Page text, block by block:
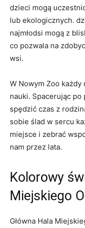
dzieci mogą
lub ekologicznych.
najmłodsi⁢ mogą ‍z
co pozwala na
‍wsi.
W Nowym Zoo
nauki. Spacerując
⁣spędzić‌ czas z‍
sobie ślad w sercu⁢
miejsce i zebrać
nam przez lata.
Kolorowy
Miejskiego
Główna Hala